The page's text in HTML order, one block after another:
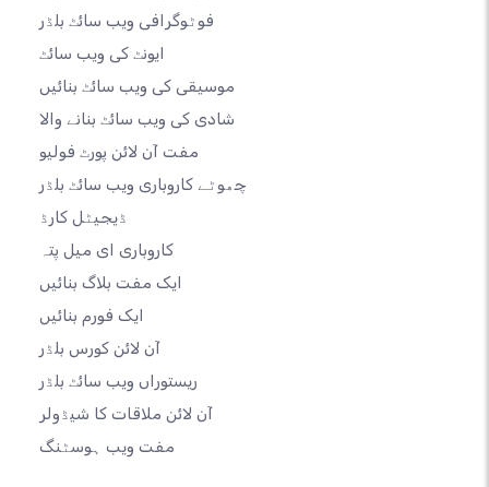
فوٹوگرافی ویب سائٹ بلڈر
ایونٹ کی ویب سائٹ
موسیقی کی ویب سائٹ بنائیں
شادی کی ویب سائٹ بنانے والا
مفت آن لائن پورٹ فولیو
چھوٹے کاروباری ویب سائٹ بلڈر
ڈیجیٹل کارڈ
کاروباری ای میل پتہ
ایک مفت بلاگ بنائیں
ایک فورم بنائیں
آن لائن کورس بلڈر
ریستوراں ویب سائٹ بلڈر
آن لائن ملاقات کا شیڈولر
مفت ویب ہوسٹنگ